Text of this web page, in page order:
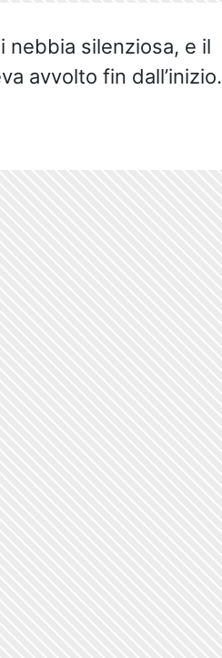
nebbia silenziosa, e il
avvolto fin dall’inizio.